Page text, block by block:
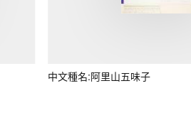
中文種名:阿里山五味子